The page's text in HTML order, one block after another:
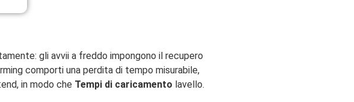
gli avvii a freddo impongono il recupero
comporti una perdita di tempo misurabile,
in modo che Tempi di caricamento lavello.